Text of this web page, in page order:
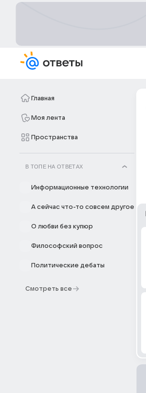
Главная
Моя лента
Пространства
В ТОПЕ НА ОТВЕТАХ
Информационные технологии
А сейчас что-то совсем другое
О любви без купюр
Философский вопрос
Политические дебаты
Смотреть все